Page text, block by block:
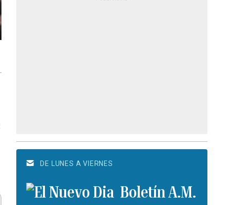
DE LUNES A VIERNES
Boletín A.M.